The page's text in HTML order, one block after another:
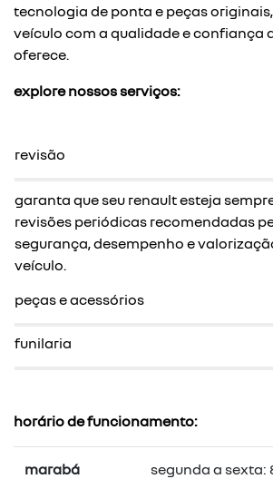
tecnologia de ponta e peças
veículo com a qualidade e confiança
oferece.
explore nossos serviços:
revisão
garanta que seu renault esteja
revisões periódicas recomendadas
segurança, desempenho e
veículo.
peças e acessórios
funilaria
horário de funcionamento:
marabá segunda a sexta: